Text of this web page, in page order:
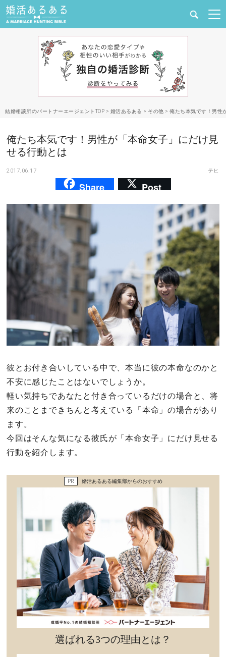
婚活と結婚
合コン・街コン
マッチングアプリ
あるある
その他
ドキドキ
仕事とキャリア
特集
ファッション・美容
グルメ
趣味・旅行
不倫・だめ男
カルチャー・トレンド・芸能
驚き
結婚相談所のパートナーエージェントTOP > 婚活あるある > その他 > 俺たち本気です！男性
俺たち本気です！男性が「本命女子」にだけ見
せる行動とは
2017.06.17 テヒ
Share Post
彼とお付き合いしている中で、本当に彼の本命なのかと
不安に感じたことはないでしょうか。
軽い気持ちであなたと付き合っているだけの場合と、将
来のことまできちんと考えている「本命」の場合があり
ます。
今回はそんな気になる彼氏が「本命女子」にだけ見せる
行動を紹介します。
PR 婚活あるある編集部からのおすすめ
選ばれる3つの理由とは？